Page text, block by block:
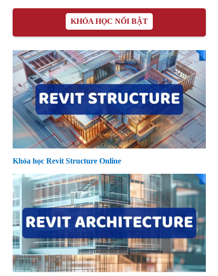
KHÓA HỌC NỔI BẬT
Khóa học Revit Structure Online